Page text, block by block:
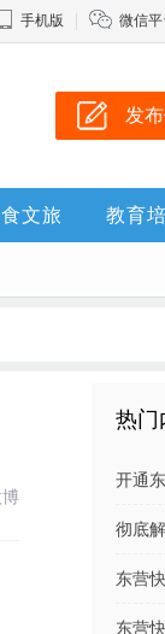
手机版 微信平
发
文旅 教育
热门